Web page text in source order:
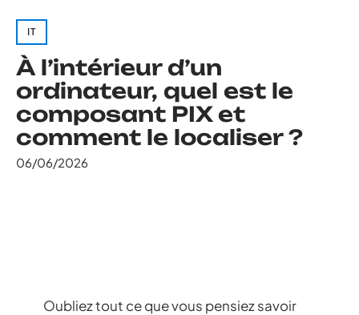
IT
À l’intérieur d’un
ordinateur, quel est le
composant PIX et
comment le localiser ?
06/06/2026
Oubliez tout ce que vous pensiez savoir